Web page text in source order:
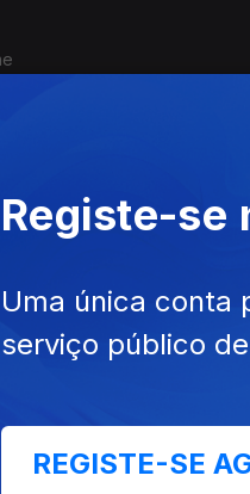
5.7.2025
Registe-se
Uma única conta
serviço público
REGISTE-SE